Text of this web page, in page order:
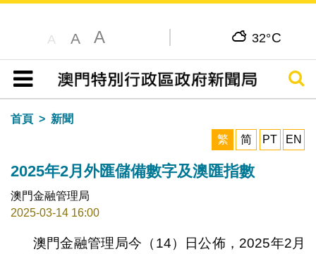
A A A 32°C
目錄
搜尋
首頁
新聞
繁
简 PT EN
2025年2月外匯儲備數字及澳匯指數
澳門金融管理局
2025-03-14 16:00
澳門金融管理局今（14）日公佈，2025年2月